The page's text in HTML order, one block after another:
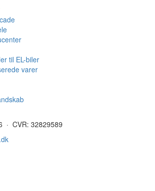
til EL-biler
varer
· CVR: 32829589